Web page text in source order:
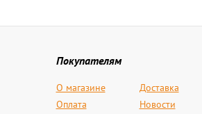
Покупателям
О магазине
Доставка
Оплата
Новости